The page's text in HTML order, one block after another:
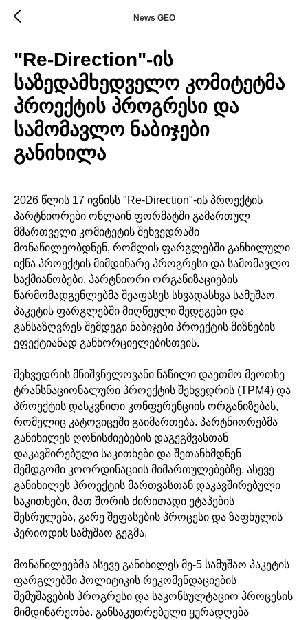
News GEO
"Re-Direction"-ის
საზედამხედველო კომიტეტმა
პროექტის პროგრესი და
სამომავლო ნაბიჯები
განიხილა
2026 წლის 17 ივნისს "Re-Direction"-ის პროექტის
პარტნიორები ონლაინ ფორმატში გამართულ
მმართველი კომიტეტის შეხვედრაში
მონაწილეობდნენ, რომლის ფარგლებში განხილული
იქნა პროექტის მიმდინარე პროგრესი და სამომავლო
საქმიანობები. პარტნიორი ორგანიზაციების
წარმომადგენლებმა შეაფასეს სხვადასხვა სამუშაო
პაკეტის ფარგლებში მიღწეული შედეგები და
განსაზღვრეს შემდეგი ნაბიჯები პროექტის მიზნების
ეფექტიანად განხორციელებისთვის.
შეხვედრის მნიშვნელოვანი ნაწილი დაეთმო მეოთხე
ტრანსნაციონალური პროექტის შეხვედრის (TPM4) და
პროექტის დასკვნითი კონფერენციის ორგანიზებას,
რომელიც კატოვიცეში გაიმართება. პარტნიორებმა
განიხილეს ღონისძიებების დაგეგმვასთან
დაკავშირებული საკითხები და შეთანხმდნენ
შემდგომი კოორდინაციის მიმართულებებზე. ასევე
განიხილეს პროექტის მართვასთან დაკავშირებული
საკითხები, მათ შორის ძირითადი ეტაპების
შესრულება, გარე შეფასების პროცესი და ზაფხულის
პერიოდის სამუშაო გეგმა.
მონაწილეებმა ასევე განიხილეს მე-5 სამუშაო პაკეტის
ფარგლებში პოლიტიკის რეკომენდაციების
შემუშავების პროგრესი და საკონსულტაციო პროცესის
მიმდინარეობა. განსაკუთრებული ყურადღება